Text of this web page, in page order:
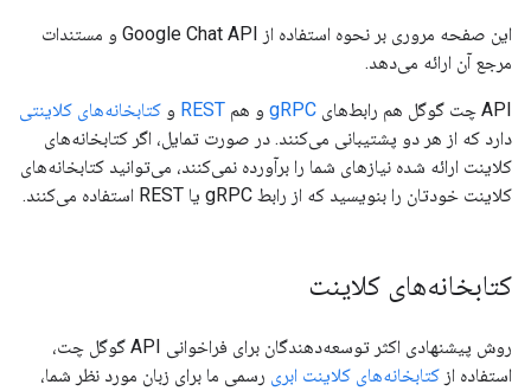
این صفحه مروری بر نحوه استفاده از Google Chat API و مستندات
مرجع آن ارائه می‌دهد.
API چت گوگل هم رابط‌های gRPC و هم REST و کتابخانه‌های کلاینتی
دارد که از هر دو پشتیبانی می‌کنند. در صورت تمایل، اگر کتابخانه‌های
کلاینت ارائه شده نیازهای شما را برآورده نمی‌کنند، می‌توانید کتابخانه‌های
کلاینت خودتان را بنویسید که از رابط gRPC یا REST استفاده می‌کنند.
کتابخانه‌های کلاینت
روش پیشنهادی اکثر توسعه‌دهندگان برای فراخوانی API گوگل چت،
استفاده از کتابخانه‌های کلاینت ابری رسمی ما برای زبان مورد نظر شما،